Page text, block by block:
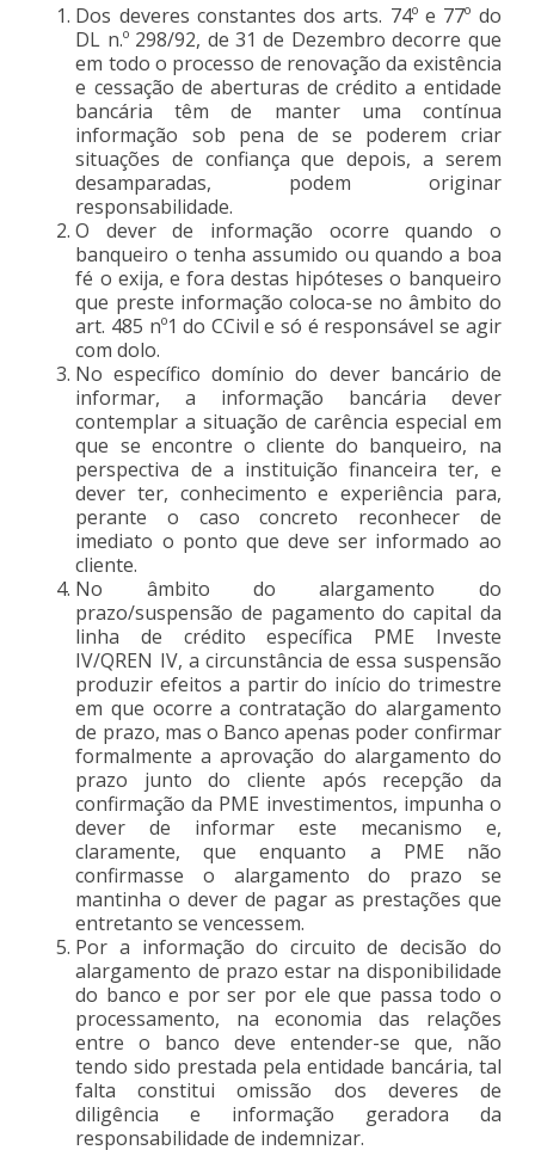
Dos deveres constantes dos arts. 74º e 77º do
DL n.º 298/92, de 31 de Dezembro decorre que
em todo o processo de renovação da existência
e cessação de aberturas de crédito a entidade
bancária têm de manter uma contínua
informação sob pena de se poderem criar
situações de confiança que depois, a serem
desamparadas, podem originar
responsabilidade.
O dever de informação ocorre quando o
banqueiro o tenha assumido ou quando a boa
fé o exija, e fora destas hipóteses o banqueiro
que preste informação coloca-se no âmbito do
art. 485 nº1 do CCivil e só é responsável se agir
com dolo.
No específico domínio do dever bancário de
informar, a informação bancária dever
contemplar a situação de carência especial em
que se encontre o cliente do banqueiro, na
perspectiva de a instituição financeira ter, e
dever ter, conhecimento e experiência para,
perante o caso concreto reconhecer de
imediato o ponto que deve ser informado ao
cliente.
No âmbito do alargamento do
prazo/suspensão de pagamento do capital da
linha de crédito específica PME Investe
IV/QREN IV, a circunstância de essa suspensão
produzir efeitos a partir do início do trimestre
em que ocorre a contratação do alargamento
de prazo, mas o Banco apenas poder confirmar
formalmente a aprovação do alargamento do
prazo junto do cliente após recepção da
confirmação da PME investimentos, impunha o
dever de informar este mecanismo e,
claramente, que enquanto a PME não
confirmasse o alargamento do prazo se
mantinha o dever de pagar as prestações que
entretanto se vencessem.
Por a informação do circuito de decisão do
alargamento de prazo estar na disponibilidade
do banco e por ser por ele que passa todo o
processamento, na economia das relações
entre o banco deve entender-se que, não
tendo sido prestada pela entidade bancária, tal
falta constitui omissão dos deveres de
diligência e informação geradora da
responsabilidade de indemnizar.